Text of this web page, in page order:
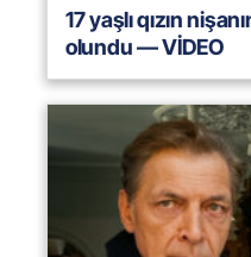
17 yaşlı qızın
olundu — VİDEO